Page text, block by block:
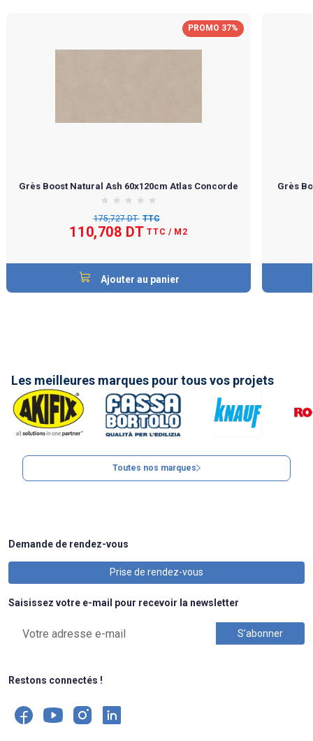
PROMO 37%
Grès Boost Natural Ash 60x120cm Atlas Concorde
175,727 DT TTC
110,708 DT TTC / M2
Ajouter au panier
Grès
Les meilleures marques pour tous vos projets
Toutes nos marques
Demande de rendez-vous
Prise de rendez-vous
Saisissez votre e-mail pour recevoir la newsletter
Restons connectés !